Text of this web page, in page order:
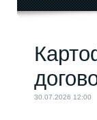
30.07.2026 12:00